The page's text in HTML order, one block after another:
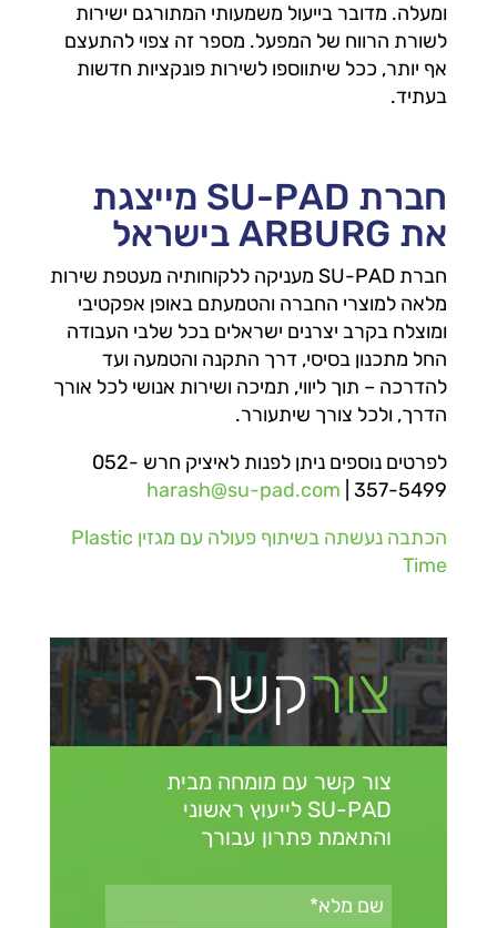
ומעלה. מדובר בייעול משמעותי המתורגם ישירות
לשורת הרווח של המפעל. מספר זה צפוי להתעצם
אף יותר, ככל שיתווספו לשירות פונקציות חדשות
בעתיד.
חברת SU-PAD מייצגת
את ARBURG בישראל
חברת SU-PAD מעניקה ללקוחותיה מעטפת שירות
מלאה למוצרי החברה והטמעתם באופן אפקטיבי
ומוצלח בקרב יצרנים ישראלים בכל שלבי העבודה
החל מתכנון בסיסי, דרך התקנה והטמעה ועד
להדרכה – תוך ליווי, תמיכה ושירות אנושי לכל אורך
הדרך, ולכל צורך שיתעורר.
לפרטים נוספים ניתן לפנות לאיציק חרש 052-
357-5499 |
harash@su-pad.com
הכתבה נעשתה בשיתוף פעולה עם מגזין Plastic
Time
צורקשר
צור קשר עם מומחה מבית
SU-PAD לייעוץ ראשוני
והתאמת פתרון עבורך